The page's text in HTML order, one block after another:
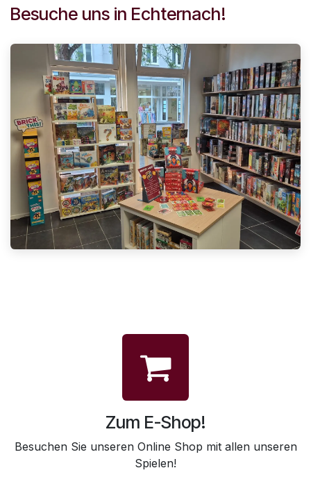
Besuche uns in Echternach!
Zum E-Shop!
Besuchen Sie unseren Online Shop mit allen unseren
Spielen!